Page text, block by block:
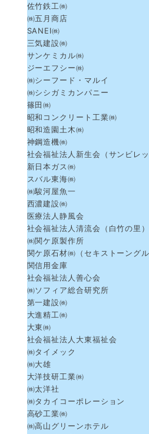
佐竹鉄工㈱
㈱五月商店
SANEI㈱
三気建設㈱
サンケミカル㈱
ジーエフシー㈱
㈱シーフード・マルイ
㈱シシガミカンパニー
篠田㈱
昭和コンクリート工業㈱
昭和造園土木㈱
神鋼造機㈱
社会福祉法人新生会（サンビレ
新日本ガス㈱
スバル東海㈱
㈱駿河屋魚一
西濃建設㈱
医療法人静風会
社会福祉法人清流会（白竹の里）
㈱関ケ原製作所
関ケ原石材㈱（セキストーングル
関信用金庫
社会福祉法人善心会
㈱ソフィア総合研究所
第一建設㈱
大進精工㈱
大東㈱
社会福祉法人大東福祉会
㈱タイメック
㈱大雄
大洋技研工業㈱
㈱太洋社
㈱タカイコーポレーション
高砂工業㈱
㈱高山グリーンホテル